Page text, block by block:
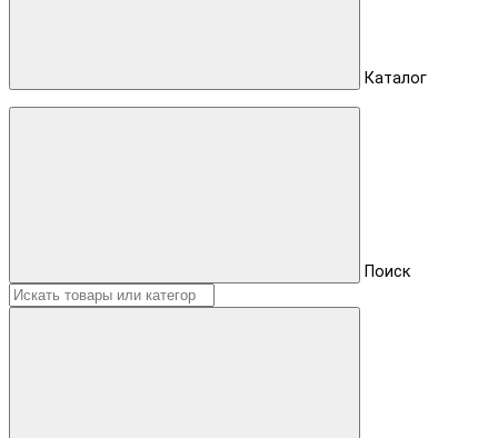
Каталог
Поиск